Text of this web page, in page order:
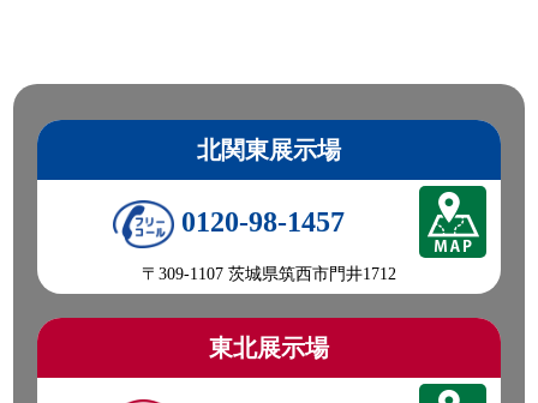
北関東展示場
0120-98-1457
〒309-1107 茨城県筑西市門井1712
東北展示場